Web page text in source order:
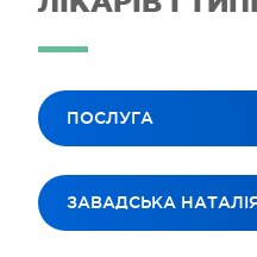
ПОСЛУГА
ВСІ ПОСЛУГИ
ЛАЗЕРНА КОРЕКЦІЯ ЗОРУ
ЗАВАДСЬКА